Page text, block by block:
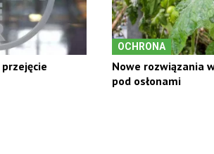
OCHRONA
Nowe rozwiązania
pod osłonami